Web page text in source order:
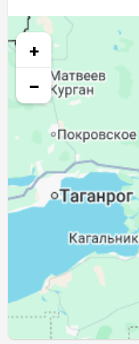
03:56
30, Вс 04:00
31, Пн 04:02
+
−